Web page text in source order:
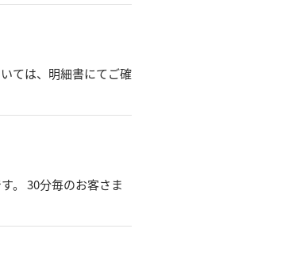
ては、明細書にてご確
。 30分毎のお客さま